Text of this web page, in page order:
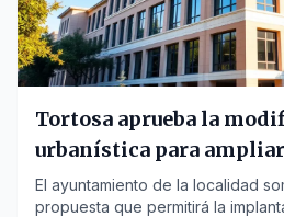
Tortosa aprueba la
urbanística para
Terres de l'Ebre de la
El ayuntamiento de la localidad
propuesta que permitirá la